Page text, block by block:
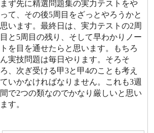
まず先に精選問題集の実力テストをや
って、その後5周目をざっとやろうかと
思います。最終日は、実力テストの2周
目と5周目の残り、そして早わかりノー
トを目を通せたらと思います。もちろ
ん実技問題は毎日やります。そろそ
ろ、次ぎ受ける甲3と甲4のことも考え
ていかなければなりません。これも3週
間で2つの類なのでかなり厳しいと思い
ます。